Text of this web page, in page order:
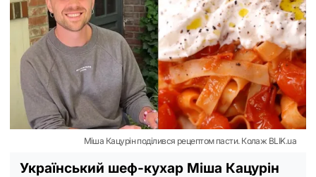
Міша Кацурін поділився рецептом пасти. Колаж BLIK.ua
Український шеф-кухар Міша Кацурін